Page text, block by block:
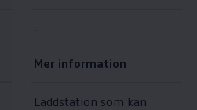
-
Mer information
Laddstation som kan